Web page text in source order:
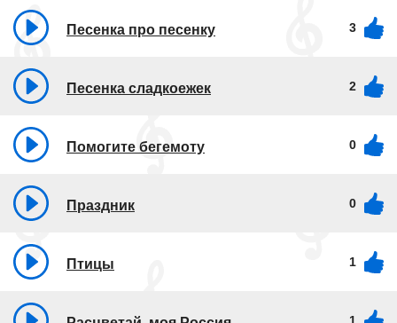
Песенка про песенку 3
Песенка сладкоежек 2
Помогите бегемоту 0
Праздник 0
Птицы 1